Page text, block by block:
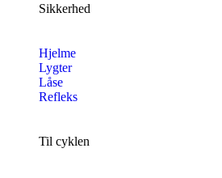
Sikkerhed
Hjelme
Lygter
Låse
Refleks
Til cyklen